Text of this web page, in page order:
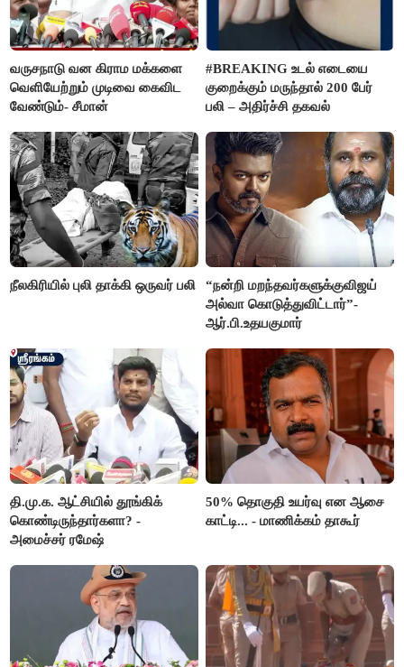
வருசநாடு வன கிராம மக்களை
வெளியேற்றும் முடிவை கைவிட
வேண்டும்- சீமான்
#BREAKING உடல் எடையை
குறைக்கும் மருந்தால் 200 பேர்
பலி – அதிர்ச்சி தகவல்
நீலகிரியில் புலி தாக்கி ஒருவர் பலி
“நன்றி மறந்தவர்களுக்குவிஜய்
அல்வா கொடுத்துவிட்டார்”-
ஆர்.பி.உதயகுமார்
தி.மு.க. ஆட்சியில் தூங்கிக்
கொண்டிருந்தார்களா? -
அமைச்சர் ரமேஷ்
50% தொகுதி உயர்வு என ஆசை
காட்டி... - மாணிக்கம் தாகூர்